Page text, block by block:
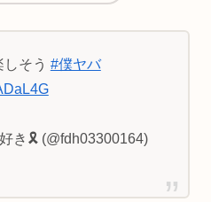
そう #僕ヤバ
き🎗 (@fdh03300164)